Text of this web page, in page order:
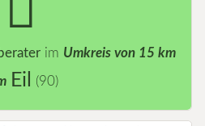
im Umkreis von 15 km
Eil (90)